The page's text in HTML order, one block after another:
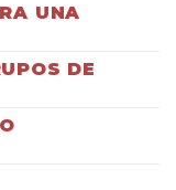
UNA
DE